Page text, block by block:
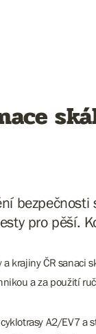
bezpečnosti
pro pěší.
krajiny ČR
a za použití
A2/EV7